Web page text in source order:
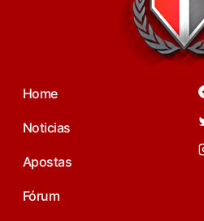
Home
Noticias
Apostas
Fórum